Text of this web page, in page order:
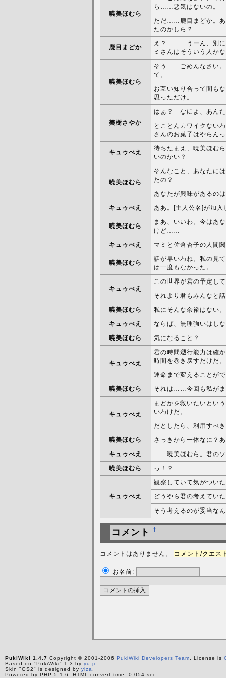
暁美ほむら
ら……悪気はないの。
ただ……鹿目まどか。あ
たのかしら？
鹿目まどか
え？ ……うーん、別に
ミさんはそういう人か
暁美ほむら
そう……ごめんなさい。
て。
お互い知り合って間も
思っただけ。
美樹さやか
はぁ？ なによ、あんた
とことんカワイクない
さんのお菓子はやらん
キュゥべえ
待ちたまえ、暁美ほむ
いのかい？
暁美ほむら
そんなこと、あなたに
たの？
あなたが興味があるの
キュゥべえ
ああ。[主人公名]が加入
暁美ほむら
まあ、いいわ。今はあ
けど……
キュゥべえ
マミと佐倉杏子の人間
暁美ほむら
話が早いわね。私の見
は一度もなかった。
キュゥべえ
この世界が君の予定し
それより君もみんなと
暁美ほむら
私にそんな余裕はない
キュゥべえ
ならば、無理強いはし
暁美ほむら
気になること？
キュゥべえ
君の時間遡行能力は確
時間を巻き戻すだけだ。
運命まで変えることが
暁美ほむら
それは……今回も私がま
キュゥべえ
まどかを救いたいとい
いわけだ。
だとしたら、利用すべ
暁美ほむら
さっきから一体なに？
キュゥべえ
……暁美ほむら。君のソ
暁美ほむら
っ！？
キュゥべえ
観察していて気がつい
どうやら君の考えてい
そう考えるのが妥当な
コメント †
コメントはありません。 コメント/クエス
お名前:
PukiWiki 1.4.7 Copyright © 2001-2006 PukiWiki Developers Team . License is
Based on "PukiWiki" 1.3 by yu-ji
Skin "GS2" is designed by yiza
Powered by PHP 5.1.6. HTML convert time: 0.054 sec.